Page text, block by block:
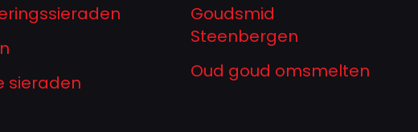
sieraden
Goudsmid
Steenbergen
Oud goud omsmelten